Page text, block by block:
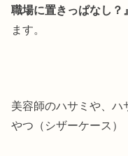
職場に置きっぱなし？』
ます。
美容師のハサミや、ハ
やつ（シザーケース）